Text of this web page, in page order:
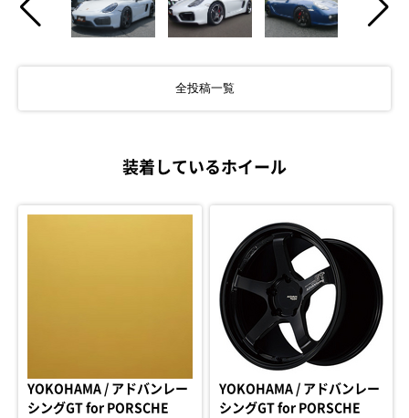
全投稿一覧
装着しているホイール
YOKOHAMA / アドバンレー
シングGT for PORSCHE
YOKOHAMA / アドバンレー
シングGT for PORSCHE